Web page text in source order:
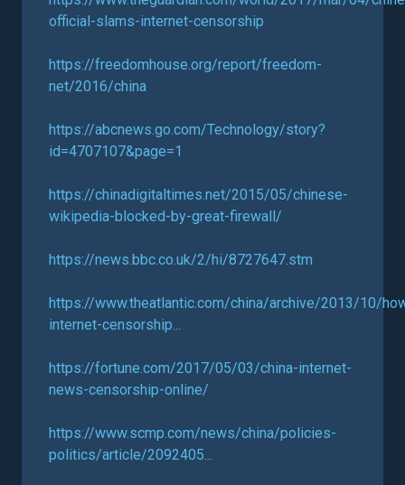
official-slams-internet-censorship
https://freedomhouse.org/report/freedom-
net/2016/china
https://abcnews.go.com/Technology/story?
id=4707107&page=1
https://chinadigitaltimes.net/2015/05/chinese-
wikipedia-blocked-by-great-firewall/
https://news.bbc.co.uk/2/hi/8727647.stm
https://www.theatlantic.com/china/archive/2013/10/
internet-censorship...
https://fortune.com/2017/05/03/china-internet-
news-censorship-online/
https://www.scmp.com/news/china/policies-
politics/article/2092405...